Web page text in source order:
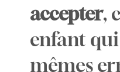
accepter,
enfant
mêmes